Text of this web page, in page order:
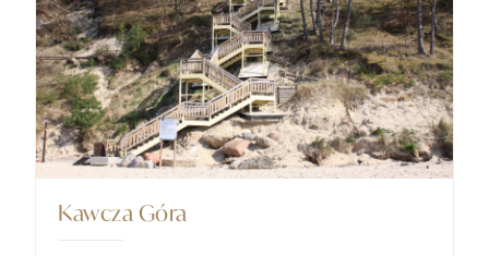
Kawcza Góra